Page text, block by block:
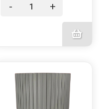
- +